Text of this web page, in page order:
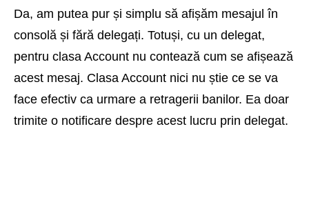
Da, am putea pur și simplu să afișăm mesajul în
consolă și fără delegați. Totuși, cu un delegat,
pentru clasa Account nu contează cum se afișează
acest mesaj. Clasa Account nici nu știe ce se va
face efectiv ca urmare a retragerii banilor. Ea doar
trimite o notificare despre acest lucru prin delegat.